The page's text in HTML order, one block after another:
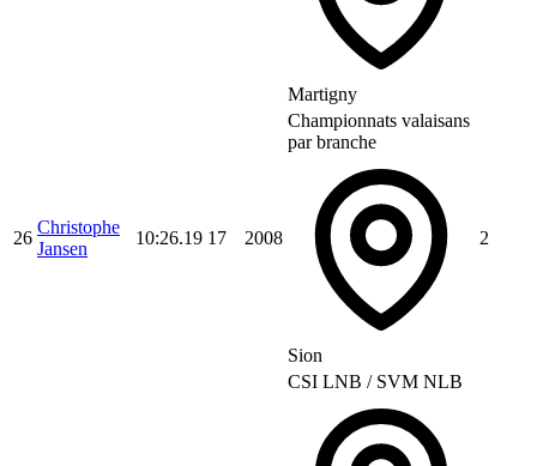
Martigny
26
Christophe
Jansen
10:26.19 17 2008
Championnats valaisans
par branche
Sion
2
CSI LNB / SVM NLB